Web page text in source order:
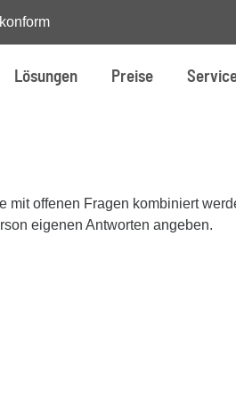
Lösungen Preise
mit offenen Fragen kombiniert
eigenen Antworten angeben.